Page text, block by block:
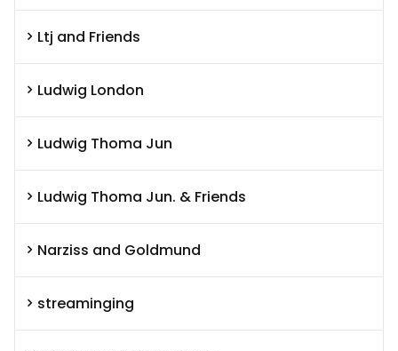
Ltj and Friends
Ludwig London
Ludwig Thoma Jun
Ludwig Thoma Jun. & Friends
Narziss and Goldmund
streaminging